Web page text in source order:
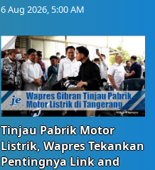
6 Aug 2026, 5:00 AM
Tinjau Pabrik Motor
Listrik, Wapres Tekankan
Pentingnya Link and